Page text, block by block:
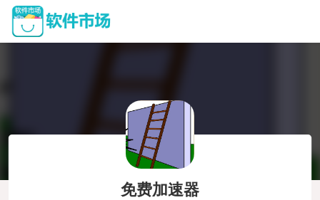
免费加速器